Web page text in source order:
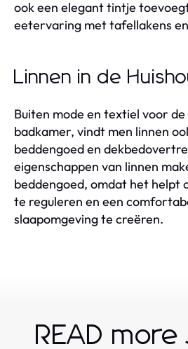
ook een elegant tintje
eetervaring met tafellakens
Linnen in de
Buiten mode en textiel voor de
badkamer, vindt men linnen
beddengoed en
eigenschappen van linnen
beddengoed, omdat het helpt
te reguleren en een
slaapomgeving te creëren.
READ more